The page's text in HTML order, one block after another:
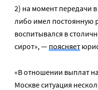
2) на момент передачи
либо имел постоянную
воспитывался в
сирот», — поясняет
«В отношении выплат
Москве ситуация